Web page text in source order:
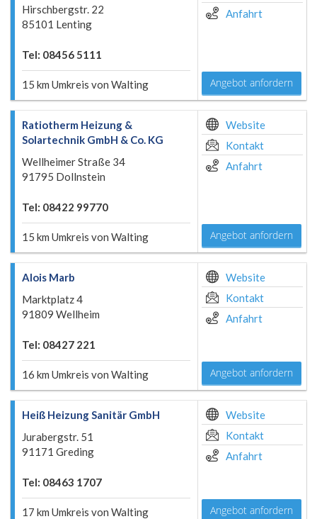
Hirschbergstr. 22
85101 Lenting
Tel: 08456 5111
15 km Umkreis von Walting
Anfahrt
Angebot anfordern
Ratiotherm Heizung &
Solartechnik GmbH & Co. KG
Wellheimer Straße 34
91795 Dollnstein
Tel: 08422 99770
15 km Umkreis von Walting
Website
Kontakt
Anfahrt
Angebot anfordern
Alois Marb
Marktplatz 4
91809 Wellheim
Tel: 08427 221
16 km Umkreis von Walting
Website
Kontakt
Anfahrt
Angebot anfordern
Heiß Heizung Sanitär GmbH
Jurabergstr. 51
91171 Greding
Tel: 08463 1707
17 km Umkreis von Walting
Website
Kontakt
Anfahrt
Angebot anfordern